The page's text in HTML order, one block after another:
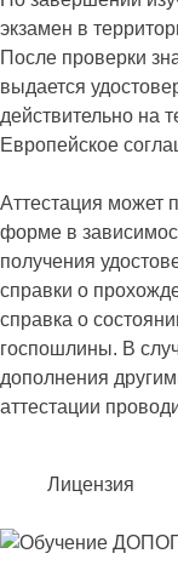
экзамен в
После проверки
выдается
действительно на
Европейское
Аттестация может
форме в
получения
справки о
справка о
госпошлины. В
дополнения
аттестации
Лицензия